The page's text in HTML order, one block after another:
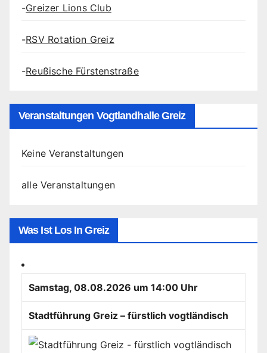
-Greizer Lions Club
-RSV Rotation Greiz
-Reußische Fürstenstraße
Veranstaltungen Vogtlandhalle Greiz
Keine Veranstaltungen
alle Veranstaltungen
Was Ist Los In Greiz
Samstag, 08.08.2026 um 14:00 Uhr
Stadtführung Greiz – fürstlich vogtländisch